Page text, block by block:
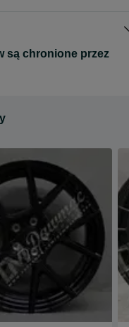
są chronione przez